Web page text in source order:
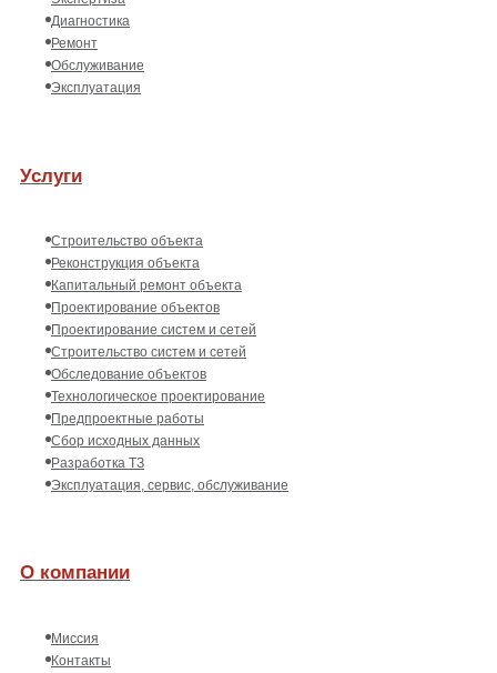
Диагностика
Ремонт
Обслуживание
Эксплуатация
Услуги
Строительство объекта
Реконструкция объекта
Капитальный ремонт объекта
Проектирование объектов
Проектирование систем и сетей
Строительство систем и сетей
Обследование объектов
Технологическое проектирование
Предпроектные работы
Сбор исходных данных
Разработка ТЗ
Эксплуатация, сервис, обслуживание
О компании
Миссия
Контакты